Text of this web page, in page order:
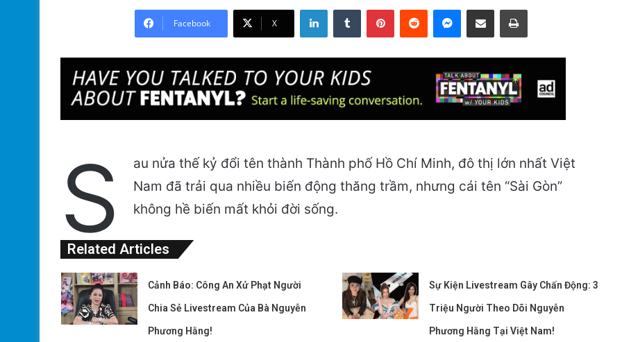
Facebook X
LinkedInTumblr PinterestReddit Messenger
Share via Email Print
S
au nửa thế kỷ đổi tên thành Thành phố Hồ Chí Minh, đô thị lớn nhất Việt
Nam đã trải qua nhiều biến động thăng trầm, nhưng cái tên “Sài Gòn”
không hề biến mất khỏi đời sống.
Related Articles
Cảnh Báo: Công An Xử Phạt Người
Chia Sẻ Livestream Của Bà Nguyễn
Phương Hằng!
Sự Kiện Livestream Gây Chấn Động: 3
Triệu Người Theo Dõi Nguyễn
Phương Hằng Tại Việt Nam!